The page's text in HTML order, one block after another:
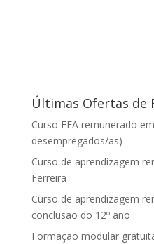
Últimas Ofertas de
Curso EFA remunerado
desempregados/as)
Curso de aprendizagem
Ferreira
Curso de aprendizagem
conclusão do 12º ano
Formação modular